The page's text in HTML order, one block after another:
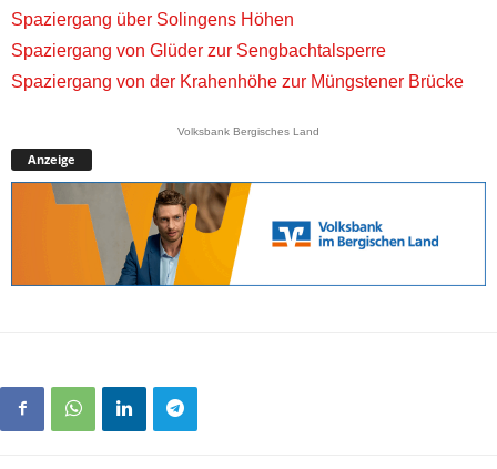
Spaziergang über Solingens Höhen
Spaziergang von Glüder zur Sengbachtalsperre
Spaziergang von der Krahenhöhe zur Müngstener Brücke
Volksbank Bergisches Land
Anzeige